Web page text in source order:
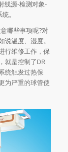
源-检测对象-
。
哪些事项呢?对
温度、湿度。
行维修工作，保
是控制了DR
统触发过热保
为严重的球管使